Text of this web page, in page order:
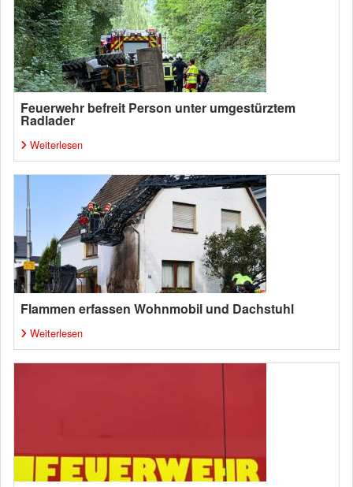
Feuerwehr befreit Person unter umgestürztem
Radlader
Weiterlesen
Flammen erfassen Wohnmobil und Dachstuhl
Weiterlesen